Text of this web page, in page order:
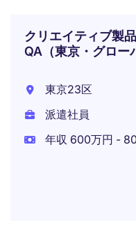
クリエイティブ製
QA（東京・グロー
東京23区
派遣社員
年収 600万円 -